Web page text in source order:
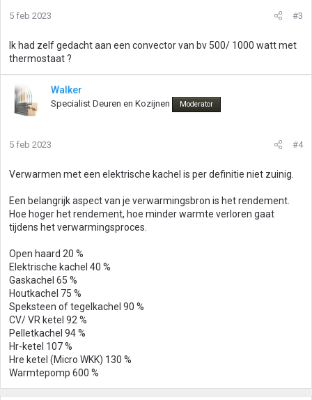
5 feb 2023 #3
Ik had zelf gedacht aan een convector van bv 500/ 1000 watt met
thermostaat ?
Walker
Specialist Deuren en Kozijnen Moderator
5 feb 2023 #4
Verwarmen met een elektrische kachel is per definitie niet zuinig.
Een belangrijk aspect van je verwarmingsbron is het rendement.
Hoe hoger het rendement, hoe minder warmte verloren gaat
tijdens het verwarmingsproces.
Open haard 20 %
Elektrische kachel 40 %
Gaskachel 65 %
Houtkachel 75 %
Speksteen of tegelkachel 90 %
CV/ VR ketel 92 %
Pelletkachel 94 %
Hr-ketel 107 %
Hre ketel (Micro WKK) 130 %
Warmtepomp 600 %